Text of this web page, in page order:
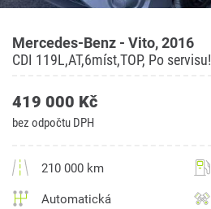
Mercedes-Benz - Vito, 2016
CDI 119L,AT,6míst,TOP, Po servisu!
419 000 Kč
bez odpočtu DPH
210 000 km
Automatická